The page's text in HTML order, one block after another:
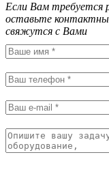
Если Вам требуется
оставьте
свяжутся с Вами